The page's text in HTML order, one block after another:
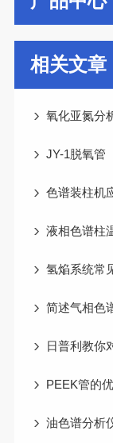
相关文章
氧化亚氮分
JY-1脱氧管
色谱装柱机
液相色谱柱
氢焔系统常
简述气相色
日普利教你
PEEK管的
油色谱分析